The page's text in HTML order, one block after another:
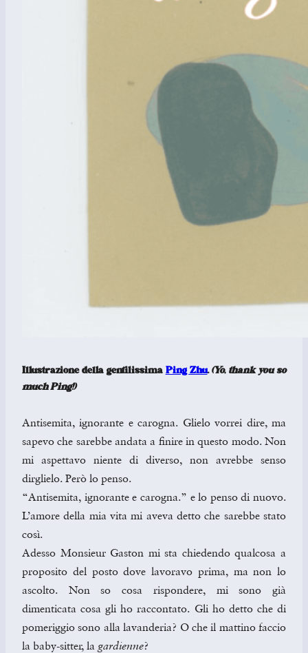
Illustrazione della gentilissima Ping Zhu.(Yo, thank you so
much Ping!)
Antisemita, ignorante e carogna. Glielo vorrei dire, ma
sapevo che sarebbe andata a finire in questo modo. Non
mi aspettavo niente di diverso, non avrebbe senso
dirglielo. Però lo penso.
“Antisemita, ignorante e carogna.” e lo penso di nuovo.
L’amore della mia vita mi aveva detto che sarebbe stato
così.
Adesso Monsieur Gaston mi sta chiedendo qualcosa a
proposito del posto dove lavoravo prima, ma non lo
ascolto. Non so cosa rispondere, mi sono già
dimenticata cosa gli ho raccontato. Gli ho detto che di
pomeriggio sono alla lavanderia? O che il mattino faccio
la baby-sitter, la gardienne?